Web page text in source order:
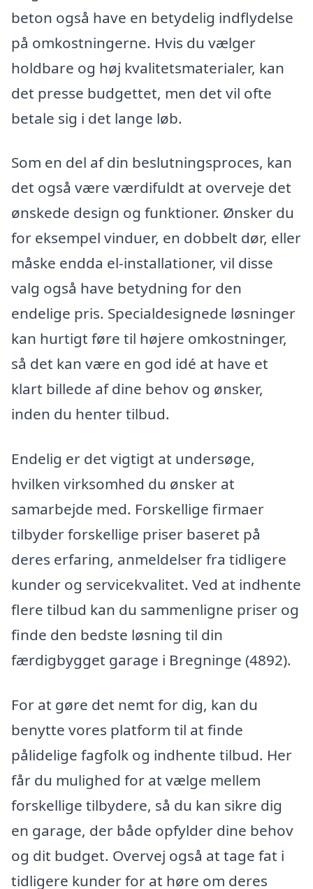
beton også have en betydelig indflydelse
på omkostningerne. Hvis du vælger
holdbare og høj kvalitetsmaterialer, kan
det presse budgettet, men det vil ofte
betale sig i det lange løb.
Som en del af din beslutningsproces, kan
det også være værdifuldt at overveje det
ønskede design og funktioner. Ønsker du
for eksempel vinduer, en dobbelt dør, eller
måske endda el-installationer, vil disse
valg også have betydning for den
endelige pris. Specialdesignede løsninger
kan hurtigt føre til højere omkostninger,
så det kan være en god idé at have et
klart billede af dine behov og ønsker,
inden du henter tilbud.
Endelig er det vigtigt at undersøge,
hvilken virksomhed du ønsker at
samarbejde med. Forskellige firmaer
tilbyder forskellige priser baseret på
deres erfaring, anmeldelser fra tidligere
kunder og servicekvalitet. Ved at indhente
flere tilbud kan du sammenligne priser og
finde den bedste løsning til din
færdigbygget garage i Bregninge (4892).
For at gøre det nemt for dig, kan du
benytte vores platform til at finde
pålidelige fagfolk og indhente tilbud. Her
får du mulighed for at vælge mellem
forskellige tilbydere, så du kan sikre dig
en garage, der både opfylder dine behov
og dit budget. Overvej også at tage fat i
tidligere kunder for at høre om deres